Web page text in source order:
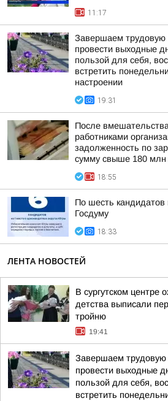
11:17
Завершаем
провести выходные
пользой для себя,
встретить
настроении
19:31
После
работниками
задолженность по
сумму свыше 180 млн
18:55
По шесть кандидатов
Госдуму
18:33
ЛЕНТА НОВОСТЕЙ
В сургутском центре
детства выписали
тройню
19:41
Завершаем
провести выходные
пользой для себя,
встретить